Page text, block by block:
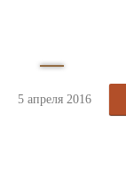
5 апреля 2016